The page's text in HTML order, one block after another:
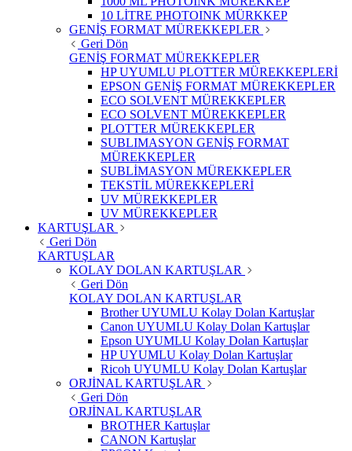
10 LİTRE PHOTOINK MÜRKKEP
GENİŞ FORMAT MÜREKKEPLER
Geri Dön
GENİŞ FORMAT MÜREKKEPLER
HP UYUMLU PLOTTER MÜREKKEPLERİ
EPSON GENİŞ FORMAT MÜREKKEPLER
ECO SOLVENT MÜREKKEPLER
ECO SOLVENT MÜREKKEPLER
PLOTTER MÜREKKEPLER
SUBLIMASYON GENİŞ FORMAT
MÜREKKEPLER
SUBLİMASYON MÜREKKEPLER
TEKSTİL MÜREKKEPLERİ
UV MÜREKKEPLER
UV MÜREKKEPLER
KARTUŞLAR
Geri Dön
KARTUŞLAR
KOLAY DOLAN KARTUŞLAR
Geri Dön
KOLAY DOLAN KARTUŞLAR
Brother UYUMLU Kolay Dolan Kartuşlar
Canon UYUMLU Kolay Dolan Kartuşlar
Epson UYUMLU Kolay Dolan Kartuşlar
HP UYUMLU Kolay Dolan Kartuşlar
Ricoh UYUMLU Kolay Dolan Kartuşlar
ORJİNAL KARTUŞLAR
Geri Dön
ORJİNAL KARTUŞLAR
BROTHER Kartuşlar
CANON Kartuşlar